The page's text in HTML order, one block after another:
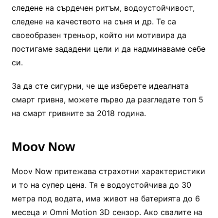
следене на сърдечен ритъм, водоустойчивост,
следене на качеството на съня и др. Те са
своеобразен треньор, който ни мотивира да
постигаме зададени цели и да надминаваме себе
си.
За да сте сигурни, че ще изберете идеалната
смарт гривна, можете първо да разгледате топ 5
на смарт гривните за 2018 година.
Moov Now
Moov Now притежава страхотни характеристики
и то на супер цена. Тя е водоустойчива до 30
метра под водата, има живот на батерията до 6
месеца и Omni Motion 3D сензор. Ако свалите на